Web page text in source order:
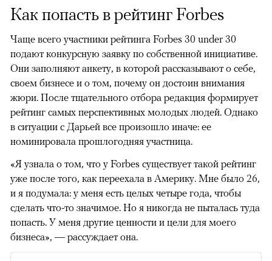
Как попасть в рейтинг Forbes
Чаще всего участники рейтинга Forbes 30 under 30
подают конкурсную заявку по собственной инициативе.
Они заполняют анкету, в которой рассказывают о себе,
своем бизнесе и о том, почему он достоин внимания
жюри. После тщательного отбора редакция формирует
рейтинг самых перспективных молодых людей. Однако
в ситуации с Дарьей все произошло иначе: ее
номинировала прошлогодняя участница.
«Я узнала о том, что у Forbes существует такой рейтинг
уже после того, как переехала в Америку. Мне было 26,
и я подумала: у меня есть целых четыре года, чтобы
сделать что-то значимое. Но я никогда не пыталась туда
попасть. У меня другие ценности и цели для моего
бизнеса», — рассуждает она.